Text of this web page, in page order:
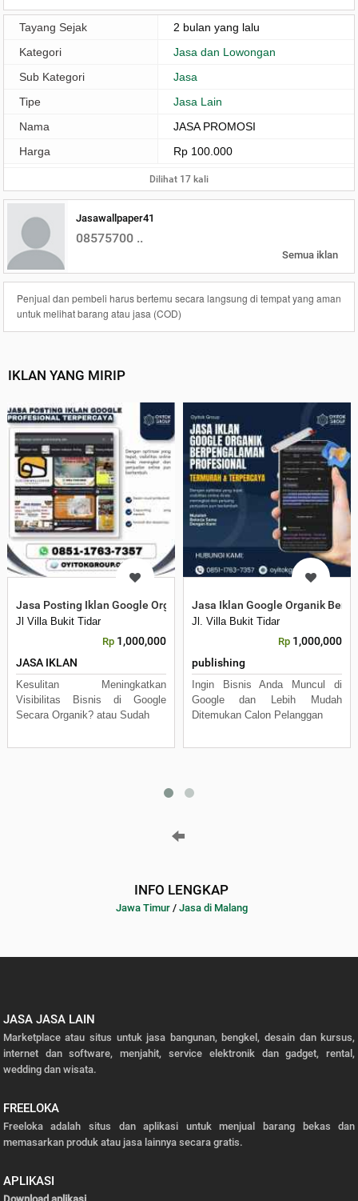
Tayang Sejak
2 bulan yang lalu
Kategori
Jasa dan Lowongan
Sub Kategori
Jasa
Tipe
Jasa Lain
Nama
JASA PROMOSI
Harga
Rp 100.000
Dilihat 17 kali
Jasawallpaper41
08575700 ..
Semua iklan
Penjual dan pembeli harus bertemu secara langsung di tempat yang aman
untuk melihat barang atau jasa (COD)
IKLAN YANG MIRIP
Jasa Posting Iklan Google Organik Profesional Terpercaya
Jl Villa Bukit Tidar
Rp 1,000,000
JASA IKLAN
Kesulitan Meningkatkan
Visibilitas Bisnis di Google
Secara Organik? atau Sudah
Jasa Iklan Google Organik
Jl. Villa Bukit Tidar
Rp 1,000,000
publishing
Ingin Bisnis Anda Muncul di
Google dan Lebih Mudah
Ditemukan Calon Pelanggan
INFO LENGKAP
Jawa Timur/ Jasa di Malang
JASA JASA LAIN
Marketplace atau situs untuk jasa bangunan, bengkel, desain dan kursus,
internet dan software, menjahit, service elektronik dan gadget, rental,
wedding dan wisata.
FREELOKA
Freeloka adalah situs dan aplikasi untuk menjual barang bekas dan
memasarkan produk atau jasa lainnya secara gratis.
APLIKASI